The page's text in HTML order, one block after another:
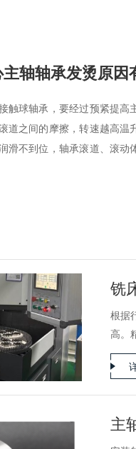
触球轴承，要经过预紧提高
道之间的摩擦，转速越高温
滑不到位，轴承滚道、滚动
铣
根据
高。
主